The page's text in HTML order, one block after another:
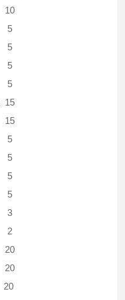
10
5
5
5
5
15
15
5
5
5
5
3
2
20
20
20